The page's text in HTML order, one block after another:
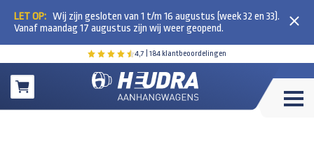
4,7 | 184 klantbeoordelingen
Winkelwagen
LET OP: Wij zijn gesloten van 1 t/m 16 augustus (week 32 en 33).
Vanaf maandag 17 augustus zijn wij weer geopend.